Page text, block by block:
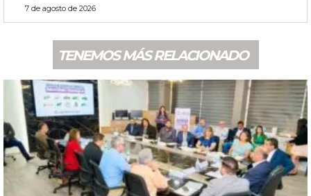
7 de agosto de 2026
TENEMOS MÁS RELACIONADO